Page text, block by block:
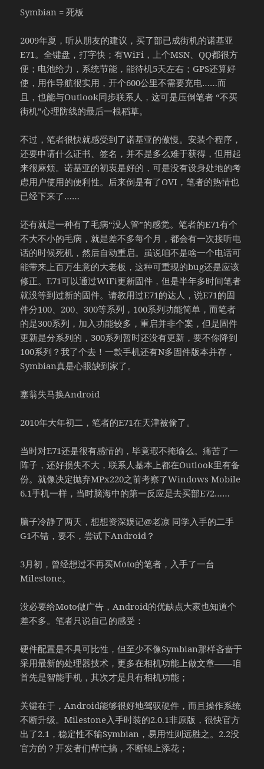
Symbian = 死板
2009年夏，听从朋友的建议，买了部已成街机的诺基亚
E71。全键盘，打字快；有WiFi，上个MSN、QQ都很方
便；电池给力，系统节能，能待机5天左右；GPS还算好
使，用作导航很实用，开个600公里不需要充电……而
且，也能与Outlook同步联系人，这可是压倒笔者 “不买
街机”心理防线的最后一根稻草。
不过，笔者很快就感受到了诺基亚的傲慢。安装个程序，
还要申请什么证书、签名，并不是多么难于获得，但用起
来很麻烦。诺基亚的初衷是好的，可是没有设身处地的考
虑用户使用的便利性。后来倒是有了OVI，笔者的热情也
已经下来了……
还有就是一种有了毛病“没人管”的感觉。笔者的E71有个
不大不小的毛病，就是差不多每个月，都会有一次接听电
话的时候死机，然后自动重启。虽说咱不是啥一个电话可
能带来上百万生意的大老板，这种可重现的bug还是应该
修正。E71可以通过WiFi更新固件，但是半年多时间笔者
就没等到过新的固件。请教用过E71的达人，说E71的固
件分100、200、300等系列，100系列功能简单，而笔者
的是300系列，加入功能较多，重启并非个案，但是固件
更新是分系列的，300系列暂时还没有更新，要不你降到
100系列？我了个去！一款手机还有N多固件版本并存，
Symbian真是心眼缺到家了。
塞翁失马换Android
2010年大年初二，笔者的E71在天津被偷了。
当时对E71还是很有感情的，毕竟瑕不掩瑜么。痛苦了一
阵子，还好损失不大，联系人基本上都在Outlook里有备
份。就像决定抛弃MPx220之前考察了Windows Mobile
6.1手机一样，当时脑海中的第一反应是去买部E72……
脑子冷静了两天，想想资深娱记@老凉 同学入手的二手
G1不错，要不，尝试下Android？
3月初，曾经想过不再买Moto的笔者，入手了一台
Milestone。
没必要给Moto做广告，Android的优缺点大家也知道个
差不多。笔者只说自己的感受：
硬件配置是不具可比性，但至少不像Symbian那样吝啬于
采用最新的处理器技术，更多在相机功能上做文章——咱
首先是智能手机，其次才是具有相机功能；
关键在于，Android能够很好地驾驭硬件，而且操作系统
不断升级。Milestone入手时装的2.0.1非原版，很快官方
出了2.1，稳定性不输Symbian，易用性则远胜之。2.2没
官方的？开发者们帮忙搞，不断锦上添花；